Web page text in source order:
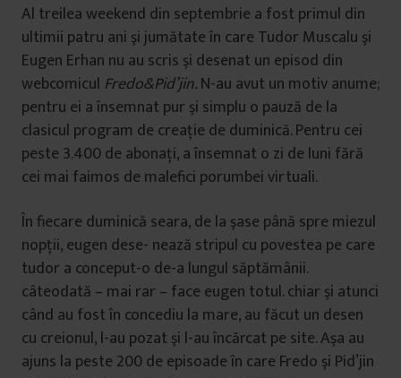
Al treilea weekend din septembrie a fost primul din
ultimii patru ani şi jumătate în care Tudor Muscalu şi
Eugen Erhan nu au scris şi desenat un episod din
webcomicul Fredo&Pid’jin.N-au avut un motiv anume;
pentru ei a însemnat pur şi simplu o pauză de la
clasicul program de creaţie de duminică. Pentru cei
peste 3.400 de abonaţi, a însemnat o zi de luni fără
cei mai faimos de malefici porumbei virtuali.
În fiecare duminică seara, de la şase până spre miezul
nopţii, eugen dese- nează stripul cu povestea pe care
tudor a conceput-o de-a lungul săptămânii.
câteodată – mai rar – face eugen totul. chiar şi atunci
când au fost în concediu la mare, au făcut un desen
cu creionul, l-au pozat şi l-au încărcat pe site. Aşa au
ajuns la peste 200 de episoade în care Fredo şi Pid’jin